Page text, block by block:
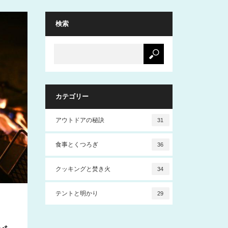
検索
カテゴリー
アウトドアの秘訣 31
食事とくつろぎ 36
クッキングと焚き火 34
テントと明かり 29